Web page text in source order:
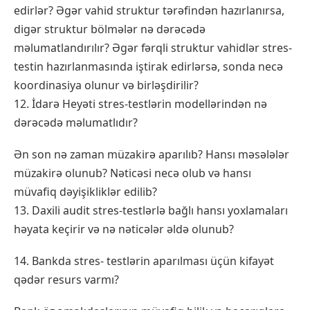
edirlər? Əgər vahid struktur tərəfindən hazırlanırsa,
digər struktur bölmələr nə dərəcədə
məlumatlandırılır? Əgər fərqli struktur vahidlər stres-
testin hazırlanmasında iştirak edirlərsə, sonda necə
koordinasiya olunur və birləşdirilir?
12. İdarə Heyəti stres-testlərin modellərindən nə
dərəcədə məlumatlıdır?
Ən son nə zaman müzakirə aparılıb? Hansı məsələlər
müzakirə olunub? Nəticəsi necə olub və hansı
müvafiq dəyişikliklər edilib?
13. Daxili audit stres-testlərlə bağlı hansı yoxlamaları
həyata keçirir və nə nəticələr əldə olunub?
14. Bankda stres- testlərin aparılması üçün kifayət
qədər resurs varmı?